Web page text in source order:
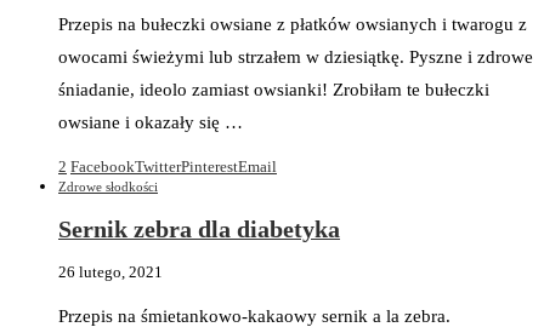
Przepis na bułeczki owsiane z płatków owsianych i twarogu z
owocami świeżymi lub strzałem w dziesiątkę. Pyszne i zdrowe
śniadanie, ideolo zamiast owsianki! Zrobiłam te bułeczki
owsiane i okazały się …
2 FacebookTwitterPinterestEmail
Zdrowe słodkości
Sernik zebra dla diabetyka
26 lutego, 2021
Przepis na śmietankowo-kakaowy sernik a la zebra.